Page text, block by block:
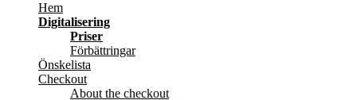
Hem
Digitalisering
Priser
Förbättringar
Önskelista
Checkout
About the checkout